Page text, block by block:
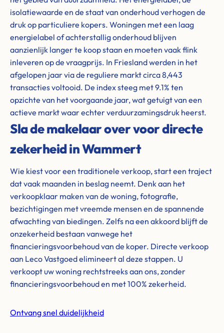
isolatiewaarde en de staat van onderhoud verhogen de
druk op particuliere kopers. Woningen met een laag
energielabel of achterstallig onderhoud blijven
aanzienlijk langer te koop staan en moeten vaak flink
inleveren op de vraagprijs. In Friesland werden in het
afgelopen jaar via de reguliere markt circa 8,443
transacties voltooid. De index steeg met 9.1% ten
opzichte van het voorgaande jaar, wat getuigt van een
actieve markt waar echter verduurzamingsdruk heerst.
Sla de makelaar over voor directe
zekerheid in Wammert
Wie kiest voor een traditionele verkoop, start een traject
dat vaak maanden in beslag neemt. Denk aan het
verkoopklaar maken van de woning, fotografie,
bezichtigingen met vreemde mensen en de spannende
afwachting van biedingen. Zelfs na een akkoord blijft de
onzekerheid bestaan vanwege het
financieringsvoorbehoud van de koper. Directe verkoop
aan Leco Vastgoed elimineert al deze stappen. U
verkoopt uw woning rechtstreeks aan ons, zonder
financieringsvoorbehoud en met 100% zekerheid.
Ontvang snel duidelijkheid